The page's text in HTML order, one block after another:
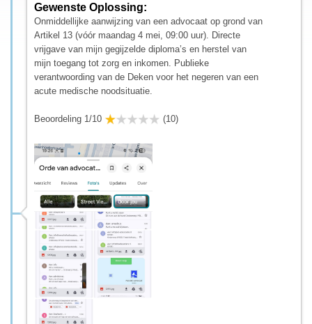
Gewenste Oplossing:
Onmiddellijke aanwijzing van een advocaat op grond van
Artikel 13 (vóór maandag 4 mei, 09:00 uur). Directe
vrijgave van mijn gegijzelde diploma’s en herstel van
mijn toegang tot zorg en inkomen. Publieke
verantwoording van de Deken voor het negeren van een
acute medische noodsituatie.
Beoordeling 1/10 (10)